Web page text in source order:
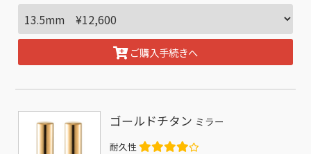
ご購入手続きへ
ゴールドチタン ミラー
耐久性